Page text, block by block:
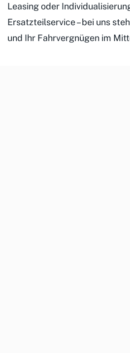
Leasing oder
Ersatzteilservice – bei uns
und Ihr Fahrvergnügen im